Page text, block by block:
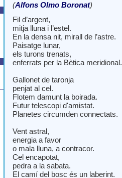
(Alfons Olmo Boronat)
Fil d’argent,
mitja lluna i l’estel.
En la densa nit, mirall de l’astre.
Paisatge lunar,
els turons trenats,
enferrats per la Bètica meridional.
Gallonet de taronja
penjat al cel.
Flotem damunt la boirada.
Futur telescopi d'amistat.
Planetes circumden connectats.
Vent astral,
energia a favor
o mala lluna, a contracor.
Cel encapotat,
pedra a la sabata.
El camí del bosc és un laberint.